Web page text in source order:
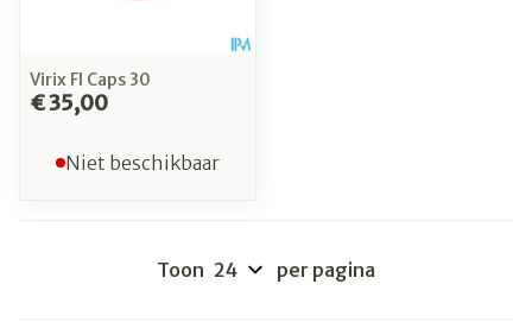
Virix Fl Caps 30
€ 35,00
Niet beschikbaar
Toon per pagina